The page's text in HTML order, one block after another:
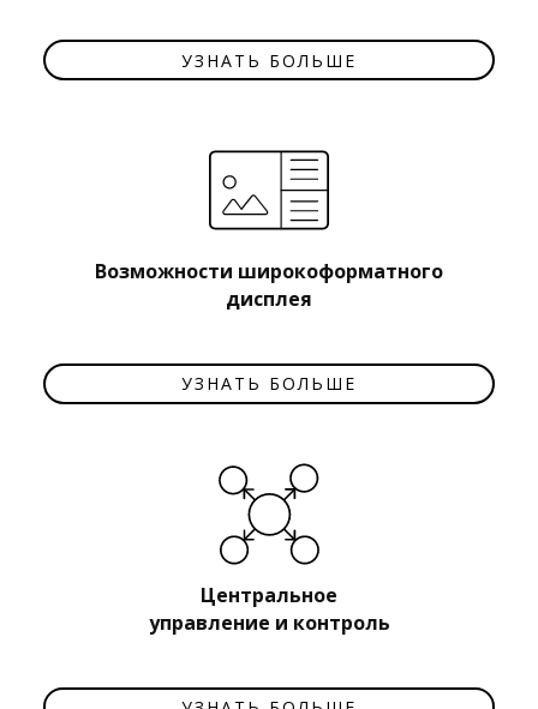
УЗНАТЬ БОЛЬШЕ
Возможности широкоформатного
дисплея​
УЗНАТЬ БОЛЬШЕ
Центральное
управление и контроль​